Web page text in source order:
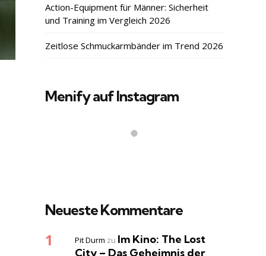
Action-Equipment für Männer: Sicherheit
und Training im Vergleich 2026
Zeitlose Schmuckarmbänder im Trend 2026
Menify auf Instagram
Neueste Kommentare
Pit Durm zu Im Kino: The Lost
City – Das Geheimnis der